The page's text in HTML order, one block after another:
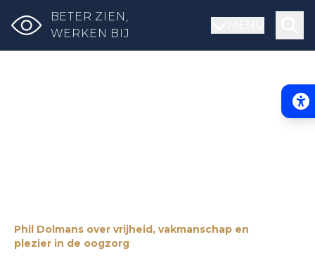
BETER ZIEN,
WERKEN BIJ
Phil Dolmans over vrijheid, vakmanschap en
plezier in de oogzorg